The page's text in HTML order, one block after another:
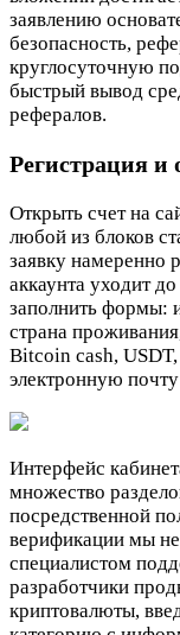
заявлению
безопасность,
круглосуточную
быстрый вывод
рефералов.
Регистрация и
Открыть счет на
любой из блоков
заявку намеренно
аккаунта уходит
заполнить формы:
страна
Bitcoin cash,
электронную почту
Интерфейс
множество
посредственной
верификации мы
специалистом
разработчики
криптовалюты,